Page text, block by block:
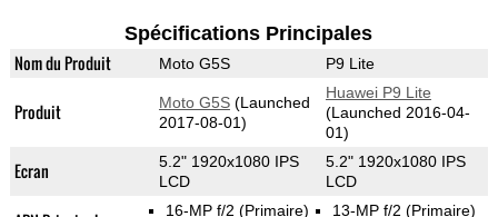
Spécifications Principales
Nom du Produit Moto G5S P9 Lite
Produit Moto G5S(Launched
2017-08-01)
Huawei P9 Lite
(Launched 2016-04-
01)
Ecran
5.2" 1920x1080 IPS
LCD
5.2" 1920x1080 IPS
LCD
16-MP f/2 (Primaire) 13-MP f/2 (Primaire)